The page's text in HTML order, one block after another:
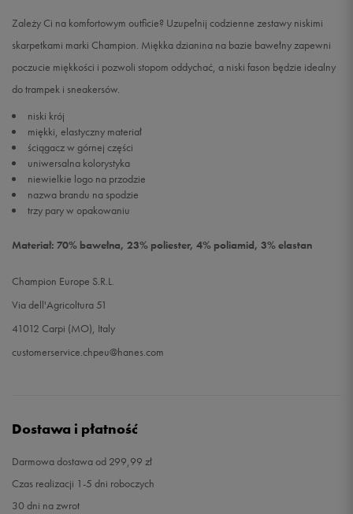
Zależy Ci na komfortowym outficie? Uzupełnij codzienne zestawy niskimi
skarpetkami marki Champion. Miękka dzianina na bazie bawełny zapewni
poczucie miękkości i pozwoli stopom oddychać, a niski fason będzie idealny
do trampek i sneakersów.
niski krój
miękki, elastyczny materiał
ściągacz w górnej części
uniwersalna kolorystyka
niewielkie logo na przodzie
nazwa brandu na spodzie
trzy pary w opakowaniu
Materiał: 70% bawełna, 23% poliester, 4% poliamid, 3% elastan
Champion Europe S.R.L.
Via dell'Agricoltura 51
41012 Carpi (MO), Italy
customerservice.chpeu@hanes.com
Dostawa i płatność
Darmowa dostawa od 299,99 zł
Czas realizacji 1-5 dni roboczych
30 dni na zwrot